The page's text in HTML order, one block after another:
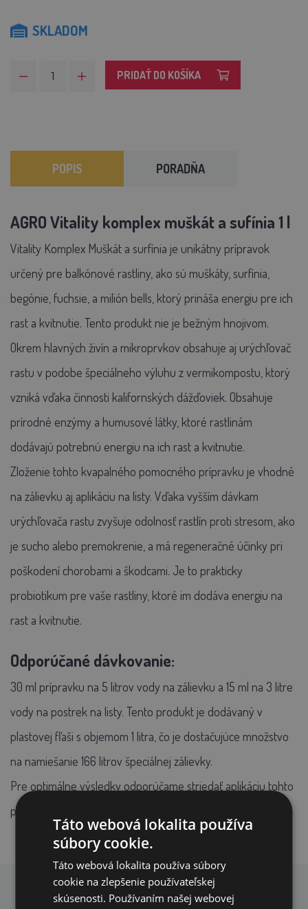
SKLADOM
PRIDAŤ DO KOŠÍKA
POPIS PORADŇA
AGRO Vitality komplex muškát a sufínia 1 l
Vitality Komplex Muškát a surfínia je unikátny prípravok
určený pre balkónové rastliny, ako sú muškáty, surfínia,
begónie, fuchsie, a milión bells, ktorý prináša energiu pre ich
rast a kvitnutie. Tento produkt nie je bežným hnojivom.
Okrem hlavných živín a mikroprvkov obsahuje aj urýchľovač
rastu v podobe špeciálneho výluhu z vermikompostu, ktorý
vzniká vďaka činnosti kalifornských dážďoviek. Obsahuje
prírodné enzýmy a humusové látky, ktoré rastlinám
dodávajú potrebnú energiu na ich rast a kvitnutie.
Zloženie tohto kvapalného pomocného prípravku je vhodné
na zálievku aj aplikáciu na listy. Vďaka vyšším dávkam
urýchľovača rastu zvyšuje odolnosť rastlín proti stresom, ako
je sucho alebo premokrenie, a má regeneračné účinky pri
poškodení chorobami a škodcami. Je to prakticky
probiotikum pre vaše rastliny, ktoré im dodáva energiu na
rast a kvitnutie.
Odporúčané dávkovanie:
30 ml prípravku na 5 litrov vody na zálievku a 15 ml na 3 litre
vody na postrek na listy. Tento produkt je dodávaný v
plastovej fľaši s objemom 1 litra, čo je dostačujúce množstvo
na namiešanie 166 litrov špeciálnej zálievky.
Pre optimálne výsledky odporúčame striedať aplikáciu tohto
produktu s aplikáciou hnojiva Kristalon.
Táto webová lokalita používa
súbory cookie.
Táto webová lokalita používa súbory
cookie na zlepšenie používateľskej
skúsenosti. Používaním našej webovej